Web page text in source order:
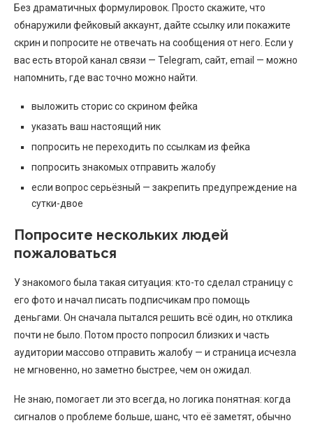
Без драматичных формулировок. Просто скажите, что
обнаружили фейковый аккаунт, дайте ссылку или покажите
скрин и попросите не отвечать на сообщения от него. Если у
вас есть второй канал связи — Telegram, сайт, email — можно
напомнить, где вас точно можно найти.
выложить сторис со скрином фейка
указать ваш настоящий ник
попросить не переходить по ссылкам из фейка
попросить знакомых отправить жалобу
если вопрос серьёзный — закрепить предупреждение на
сутки-двое
Попросите нескольких людей
пожаловаться
У знакомого была такая ситуация: кто-то сделал страницу с
его фото и начал писать подписчикам про помощь
деньгами. Он сначала пытался решить всё один, но отклика
почти не было. Потом просто попросил близких и часть
аудитории массово отправить жалобу — и страница исчезла
не мгновенно, но заметно быстрее, чем он ожидал.
Не знаю, помогает ли это всегда, но логика понятная: когда
сигналов о проблеме больше, шанс, что её заметят, обычно